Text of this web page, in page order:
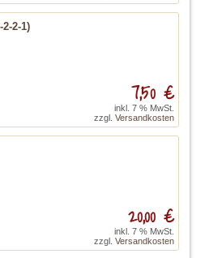
2-1)
7,50 €
inkl. 7 % MwSt.
zzgl. Versandkosten
20,00 €
inkl. 7 % MwSt.
zzgl. Versandkosten